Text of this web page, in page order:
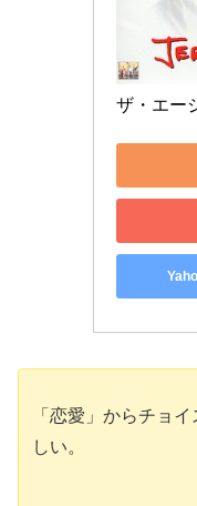
ザ・エー
「恋愛」からチョ
しい。